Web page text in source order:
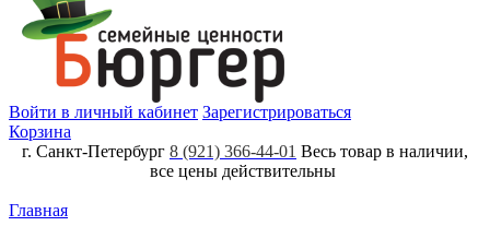
Войти в личный кабинет Зарегистрироваться
Корзина
г. Санкт-Петербург 8 (921) 366-44-01 Весь товар в наличии,
все цены действительны
Главная